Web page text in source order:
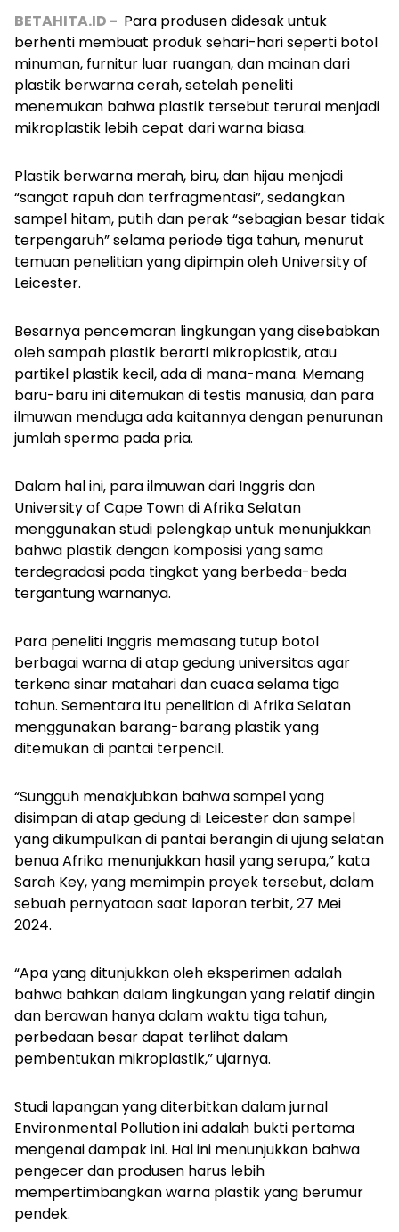
BETAHITA.ID - Para produsen didesak untuk
berhenti membuat produk sehari-hari seperti botol
minuman, furnitur luar ruangan, dan mainan dari
plastik berwarna cerah, setelah peneliti
menemukan bahwa plastik tersebut terurai menjadi
mikroplastik lebih cepat dari warna biasa.
Plastik berwarna merah, biru, dan hijau menjadi
“sangat rapuh dan terfragmentasi”, sedangkan
sampel hitam, putih dan perak “sebagian besar tidak
terpengaruh” selama periode tiga tahun, menurut
temuan penelitian yang dipimpin oleh University of
Leicester.
Besarnya pencemaran lingkungan yang disebabkan
oleh sampah plastik berarti mikroplastik, atau
partikel plastik kecil, ada di mana-mana. Memang
baru-baru ini ditemukan di testis manusia, dan para
ilmuwan menduga ada kaitannya dengan penurunan
jumlah sperma pada pria.
Dalam hal ini, para ilmuwan dari Inggris dan
University of Cape Town di Afrika Selatan
menggunakan studi pelengkap untuk menunjukkan
bahwa plastik dengan komposisi yang sama
terdegradasi pada tingkat yang berbeda-beda
tergantung warnanya.
Para peneliti Inggris memasang tutup botol
berbagai warna di atap gedung universitas agar
terkena sinar matahari dan cuaca selama tiga
tahun. Sementara itu penelitian di Afrika Selatan
menggunakan barang-barang plastik yang
ditemukan di pantai terpencil.
“Sungguh menakjubkan bahwa sampel yang
disimpan di atap gedung di Leicester dan sampel
yang dikumpulkan di pantai berangin di ujung selatan
benua Afrika menunjukkan hasil yang serupa,” kata
Sarah Key, yang memimpin proyek tersebut, dalam
sebuah pernyataan saat laporan terbit, 27 Mei
2024.
“Apa yang ditunjukkan oleh eksperimen adalah
bahwa bahkan dalam lingkungan yang relatif dingin
dan berawan hanya dalam waktu tiga tahun,
perbedaan besar dapat terlihat dalam
pembentukan mikroplastik,” ujarnya.
Studi lapangan yang diterbitkan dalam jurnal
Environmental Pollutionini adalah bukti pertama
mengenai dampak ini. Hal ini menunjukkan bahwa
pengecer dan produsen harus lebih
mempertimbangkan warna plastik yang berumur
pendek.